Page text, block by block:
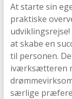
At starte sin
praktiske
at skabe en
til personen.
iværksætteren
særlige